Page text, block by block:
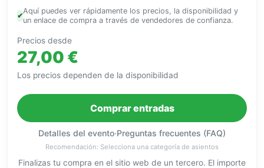
✔
Aquí puedes ver rápidamente los precios, la disponibilidad y
un enlace de compra a través de vendedores de confianza.
Precios desde
27,00 €
Los precios dependen de la disponibilidad
Comprar entradas
Detalles del evento·Preguntas frecuentes (FAQ)
Recomendación: Selecciona una categoría de asientos
Finalizas tu compra en el sitio web de un tercero. El importe